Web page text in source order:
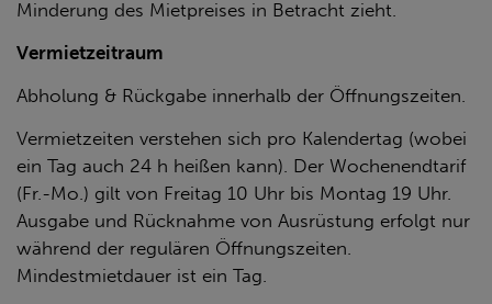
Minderung des Mietpreises in Betracht zieht.
Vermietzeitraum
Abholung & Rückgabe innerhalb der Öffnungszeiten.
Vermietzeiten verstehen sich pro Kalendertag (wobei
ein Tag auch 24 h heißen kann). Der Wochenendtarif
(Fr.-Mo.) gilt von Freitag 10 Uhr bis Montag 19 Uhr.
Ausgabe und Rücknahme von Ausrüstung erfolgt nur
während der regulären Öffnungszeiten.
Mindestmietdauer ist ein Tag.